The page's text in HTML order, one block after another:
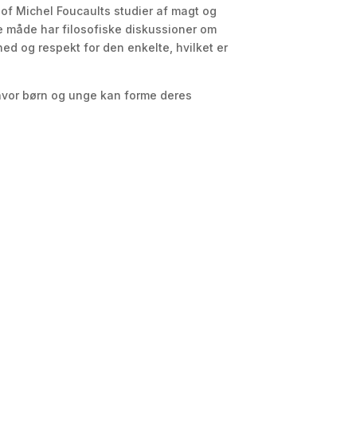
Michel Foucaults studier af magt og
måde har filosofiske diskussioner om
og respekt for den enkelte, hvilket er
børn og unge kan forme deres